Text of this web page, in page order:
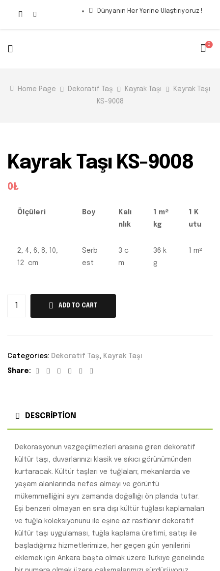
Dünyanın Her Yerine Ulaştırıyoruz !
0
Home Page Dekoratif Taş Kayrak Taşı
Kayrak Taşı
KS-9008
Kayrak Taşı KS-9008
0₺
Ölçüleri Boy
Kalı
nlık
1 m²
kg
1 K
utu
2, 4, 6, 8, 10,
12 cm
Serb
est
3 c
m
36 k
g
1 m²
ADD TO CART
Categories: Dekoratif Taş, Kayrak Taşı
Share: Facebook
TwitterLinkedinGoogle+Pinterest
DESCRIPTION
Dekorasyonun vazgeçilmezleri arasına giren dekoratif
kültür taşı, duvarlarınızı klasik ve sıkıcı görünümünden
kurtaracak. Kültür taşları ve tuğlaları; mekanlarda ve
yaşam alanlarında nefes almayı ve görüntü
mükemmelliğini aynı zamanda doğallığı ön planda tutar.
Eşi benzeri olmayan en sıra dışı kültür tuğlası kaplamaları
ve tuğla koleksiyonunu ile eşine az rastlanır dekoratif
kültür taşı uygulaması, tuğla kaplama üretimi, satışı ile
başladığımız hizmetlerimize, her geçen gün yenilerini
eklemek için Ankara başta olmak üzere Türkiye genelinde